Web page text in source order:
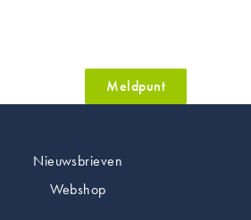
Meldpunt
Nieuwsbrieven
Webshop